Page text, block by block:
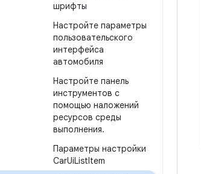
шрифты
Настройте параметры
пользовательского
интерфейса
автомобиля
Настройте панель
инструментов с
помощью наложений
ресурсов среды
выполнения.
Параметры настройки
CarUiListItem